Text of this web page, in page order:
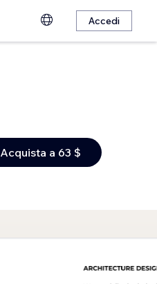
Accedi
Acquista a 63 $